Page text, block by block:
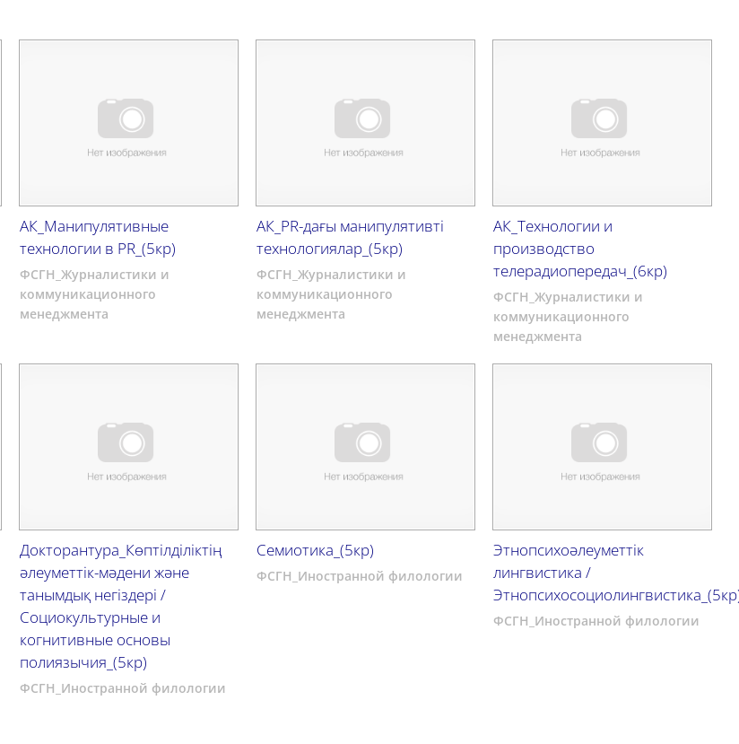
АК_Манипулятивные
технологии в PR_(5кр)
ФСГН_Журналистики и
коммуникационного
менеджмента
АК_PR-дағы манипулятивті
технологиялар_(5кр)
ФСГН_Журналистики и
коммуникационного
менеджмента
АК_Технологии и
производство
телерадиопередач_(6кр)
ФСГН_Журналистики и
коммуникационного
менеджмента
Докторантура_Көптілділіктің
әлеуметтік-мәдени және
танымдық негіздері /
Социокультурные и
когнитивные основы
полиязычия_(5кр)
ФСГН_Иностранной филологии
Семиотика_(5кр)
ФСГН_Иностранной филологии
Этнопсихоәлеуметтік
лингвистика /
ФСГН_Иностранной филологии